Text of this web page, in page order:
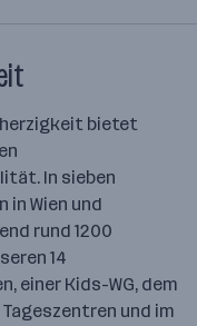
bietet
In sieben
in Wien und
rund 1200
14
einer Kids-WG, dem
und im